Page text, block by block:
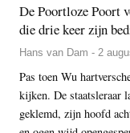
De Poortloze Poort
die drie keer zijn
Hans van Dam - 2
Pas toen Wu
kijken. De staatsleraar
geklemd, zijn hoofd